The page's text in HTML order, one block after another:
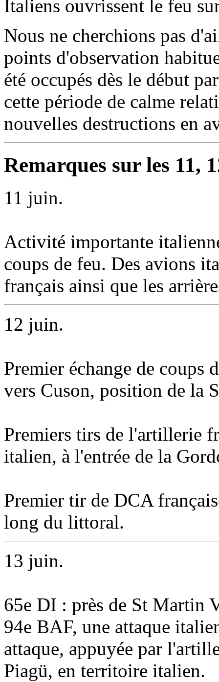
Italiens ouvrissent le feu
Nous ne cherchions pas
points d'observation
été occupés dès le début
cette période de calme
nouvelles destructions en
Remarques sur les 11,
11 juin.
Activité importante
coups de feu. Des avions
français ainsi que les
12 juin.
Premier échange de coups
vers Cuson, position de la
Premiers tirs de l'artillerie
italien, à l'entrée de la
Premier tir de DCA
long du littoral.
13 juin.
65e DI : près de St Martin
94e BAF, une attaque
attaque, appuyée par
Piagü, en territoire italien.